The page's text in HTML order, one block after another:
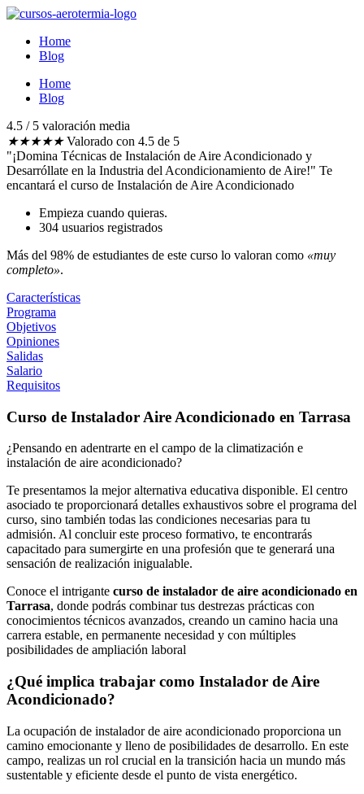
Ir
contenidoHome
Blog
Home
Blog
4.5 / 5 valoración media​
★★★★★ Valorado con 4.5 de 5
"¡Domina Técnicas de Instalación de Aire Acondicionado y
Desarróllate en la Industria del Acondicionamiento de Aire!" Te
encantará el curso de Instalación de Aire Acondicionado
Empieza cuando quieras.
304 usuarios registrados
Más del 98% de estudiantes de este curso lo valoran como «muy
completo».
Características
Programa
Objetivos
Opiniones
Salidas
Salario
Requisitos
Curso de Instalador Aire Acondicionado en Tarrasa
¿Pensando en adentrarte en el campo de la climatización e
instalación de aire acondicionado?
Te presentamos la mejor alternativa educativa disponible. El centro
asociado te proporcionará detalles exhaustivos sobre el programa del
curso, sino también todas las condiciones necesarias para tu
admisión. Al concluir este proceso formativo, te encontrarás
capacitado para sumergirte en una profesión que te generará una
sensación de realización inigualable.
Conoce el intrigante curso de instalador de aire acondicionado en
Tarrasa, donde podrás combinar tus destrezas prácticas con
conocimientos técnicos avanzados, creando un camino hacia una
carrera estable, en permanente necesidad y con múltiples
posibilidades de ampliación laboral
¿Qué implica trabajar como Instalador de Aire
Acondicionado?
La ocupación de instalador de aire acondicionado proporciona un
camino emocionante y lleno de posibilidades de desarrollo. En este
campo, realizas un rol crucial en la transición hacia un mundo más
sustentable y eficiente desde el punto de vista energético.